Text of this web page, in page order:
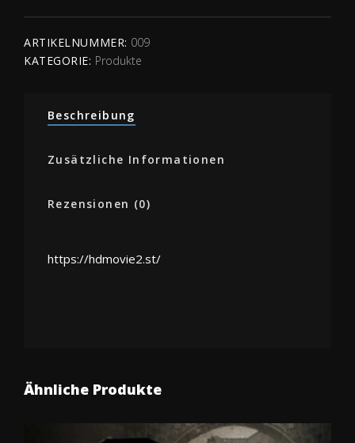
Nebelfelder
CDR
ARTIKELNUMMER: 009
KATEGORIE: Produkte
Beschreibung
Zusätzliche Informationen
Rezensionen (0)
https://hdmovie2.st/
Ähnliche Produkte